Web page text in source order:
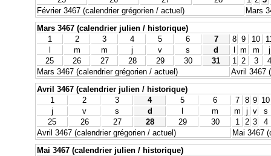
Février 3467 (calendrier grégorien / actuel)
Mars
Mars 3467 (calendrier julien / historique)
1
2 3 4 5 6 7 8 9 10
m m j v s d m m
j
25
26 27 28 29 30 31 1 2 3
4
Mars 3467 (calendrier grégorien / actuel)
Avril 3467
Avril 3467 (calendrier julien / historique)
1
2 3 4 5 6 7 8 9 10
j
v s d m m j v
s
25
26 27 28 29 30 1 2 3
4
Avril 3467 (calendrier grégorien / actuel)
Mai 3467
Mai 3467 (calendrier julien / historique)